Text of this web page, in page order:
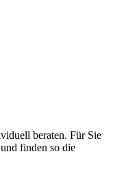
beraten. Für Sie
finden so die